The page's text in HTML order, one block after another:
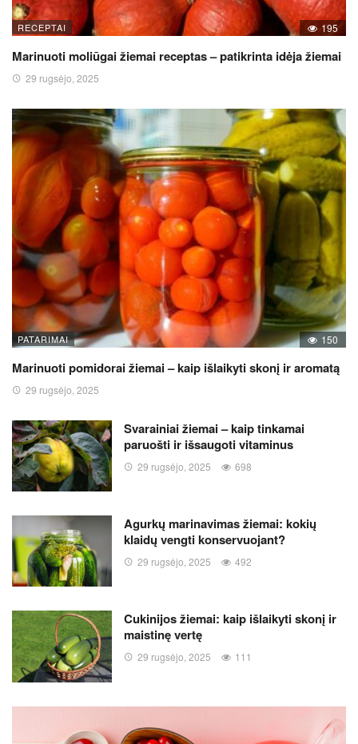
RECEPTAI 195
Marinuoti moliūgai žiemai receptas – patikrinta idėja žiemai
29 rugsėjo, 2025
PATARIMAI 150
Marinuoti pomidorai žiemai – kaip išlaikyti skonį ir aromatą
29 rugsėjo, 2025
Svarainiai žiemai – kaip tinkamai
paruošti ir išsaugoti vitaminus
29 rugsėjo, 2025 698
Agurkų marinavimas žiemai: kokių
klaidų vengti konservuojant?
29 rugsėjo, 2025 492
Cukinijos žiemai: kaip išlaikyti skonį ir
maistinę vertę
29 rugsėjo, 2025 111